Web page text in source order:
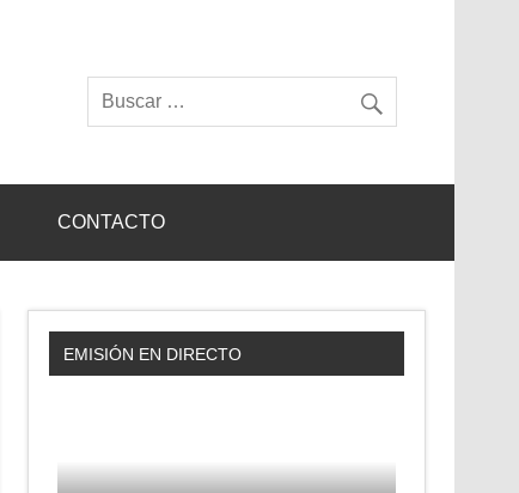
CONTACTO
EMISIÓN EN DIRECTO